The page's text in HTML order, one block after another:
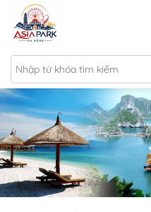
Chuyển
đến
nội
dung